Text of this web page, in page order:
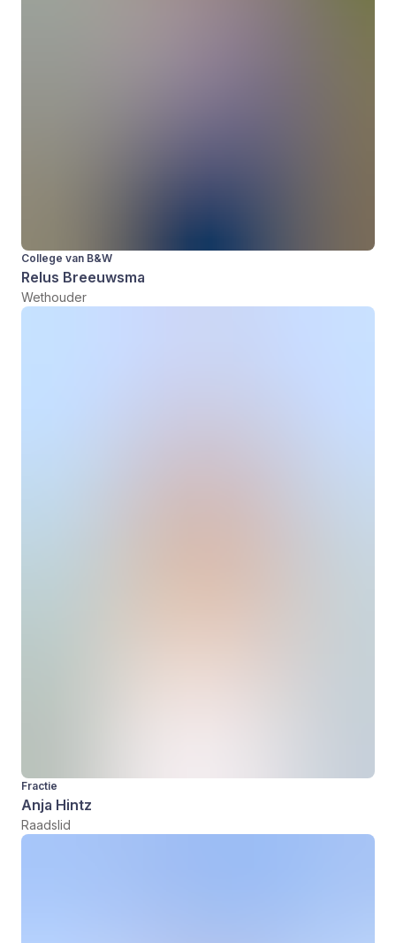
College van B&W
Relus Breeuwsma
Wethouder
Fractie
Anja Hintz
Raadslid